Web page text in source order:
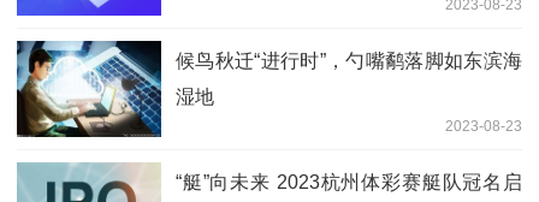
2023-08-23
候鸟秋迁“进行时”，勺嘴鹬落脚如东滨海
湿地
2023-08-23
“艇”向未来 2023杭州体彩赛艇队冠名启